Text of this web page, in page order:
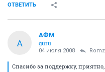
ОТВЕТИТЬ
А
АФМ
guru
04 июля 2008
Спасибо за поддержку,